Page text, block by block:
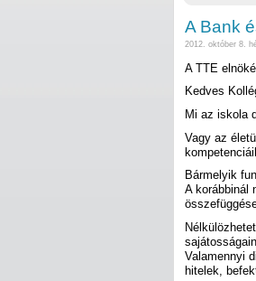
A Bank
2012. október 8.
A TTE
Kedves
Mi az iskola
Vagy az
Bármelyik
A korábbinál
Valamennyi
hitelek,